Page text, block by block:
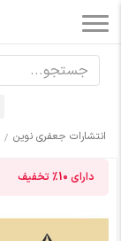
انتشارات جعفری نوین
دارای 10% تخفیف